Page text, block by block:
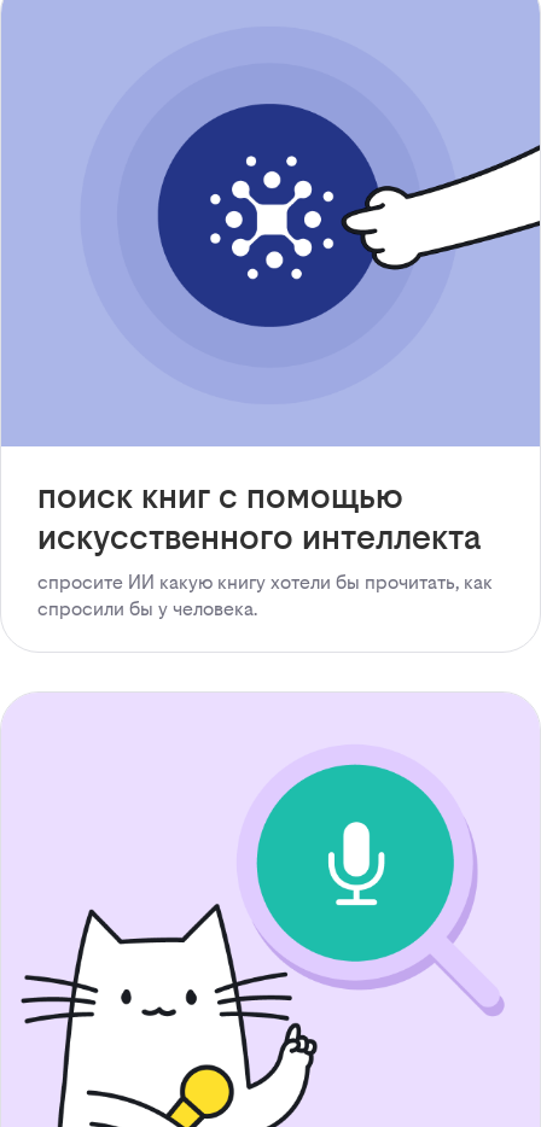
поиск книг с помощью
искусственного интеллекта
спросите ИИ какую книгу хотели бы прочитать, как
спросили бы у человека.